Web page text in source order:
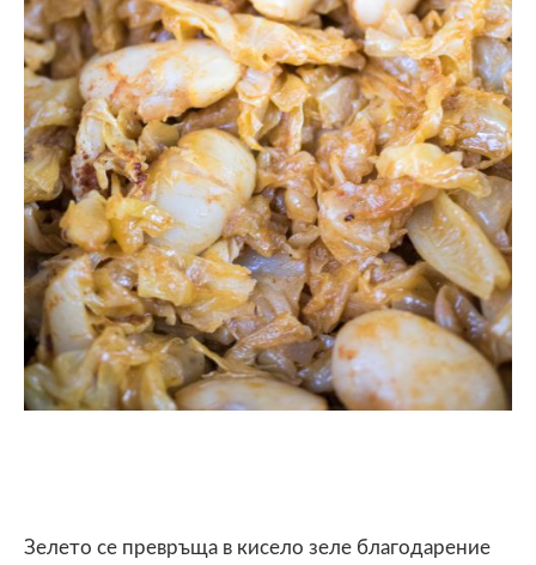
Зелето се превръща в кисело зеле благодарение